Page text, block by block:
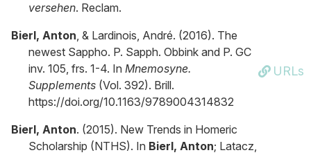
versehen. Reclam.
Bierl, Anton, & Lardinois, André. (2016). The
newest Sappho. P. Sapph. Obbink and P. GC
inv. 105, frs. 1-4. In Mnemosyne.
Supplements (Vol. 392). Brill.
https://doi.org/10.1163/9789004314832
URLs
Bierl, Anton. (2015). New Trends in Homeric
Scholarship (NTHS). In Bierl, Anton; Latacz,